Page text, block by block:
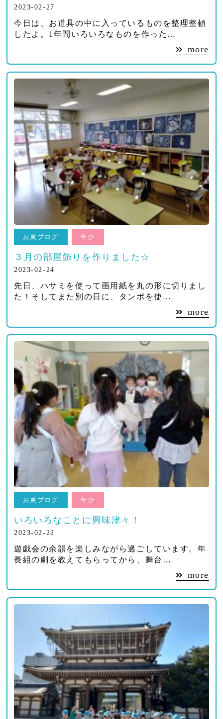
2023-02-27
今日は、お道具の中に入っているものを整理整頓
したよ。1年間いろいろなものを作った…
more
お東ブログ 年少
３月の部屋飾りを作りました☆
2023-02-24
先日、ハサミを使って画用紙を丸の形に切りまし
た！そしてまた別の日に、タンポを使…
more
お東ブログ 年少
いろいろなことに興味津々！
2023-02-22
遊戯会の余韻を楽しみながら過ごしています。年
長組の劇を教えてもらってから、舞台…
more